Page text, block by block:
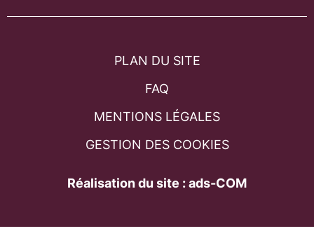
PLAN DU SITE
FAQ
MENTIONS LÉGALES
GESTION DES COOKIES
Réalisation du site : ads-COM